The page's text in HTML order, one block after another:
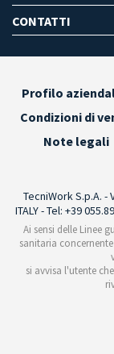
CONTATTI
Profilo
Condizioni di
Note legali
TecniWork S.p.A. -
ITALY - Tel: +39
Ai sensi delle Linee
sanitaria
si avvisa l'utente